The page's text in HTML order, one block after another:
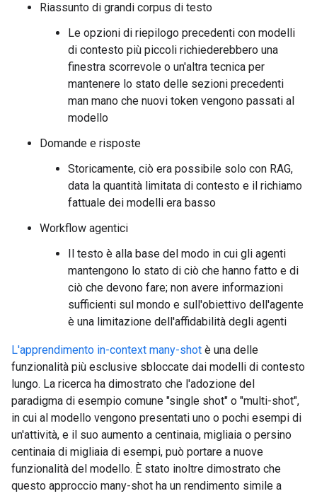
Riassunto di grandi corpus di testo
Le opzioni di riepilogo precedenti con modelli
di contesto più piccoli richiederebbero una
finestra scorrevole o un'altra tecnica per
mantenere lo stato delle sezioni precedenti
man mano che nuovi token vengono passati al
modello
Domande e risposte
Storicamente, ciò era possibile solo con RAG,
data la quantità limitata di contesto e il richiamo
fattuale dei modelli era basso
Workflow agentici
Il testo è alla base del modo in cui gli agenti
mantengono lo stato di ciò che hanno fatto e di
ciò che devono fare; non avere informazioni
sufficienti sul mondo e sull'obiettivo dell'agente
è una limitazione dell'affidabilità degli agenti
L'apprendimento in-context many-shot è una delle
funzionalità più esclusive sbloccate dai modelli di contesto
lungo. La ricerca ha dimostrato che l'adozione del
paradigma di esempio comune "single shot" o "multi-shot",
in cui al modello vengono presentati uno o pochi esempi di
un'attività, e il suo aumento a centinaia, migliaia o persino
centinaia di migliaia di esempi, può portare a nuove
funzionalità del modello. È stato inoltre dimostrato che
questo approccio many-shot ha un rendimento simile a